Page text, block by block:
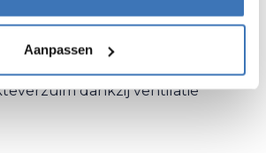
Aanpassen
worden?
ventilatie
dankzij ventilatie